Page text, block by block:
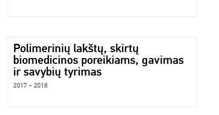
Polimerinių lakštų, skirtų
biomedicinos poreikiams, gavimas
ir savybių tyrimas
2017 - 2018